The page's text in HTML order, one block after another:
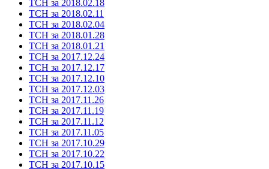
ТСН за 2018.02.18
ТСН за 2018.02.11
ТСН за 2018.02.04
ТСН за 2018.01.28
ТСН за 2018.01.21
ТСН за 2017.12.24
ТСН за 2017.12.17
ТСН за 2017.12.10
ТСН за 2017.12.03
ТСН за 2017.11.26
ТСН за 2017.11.19
ТСН за 2017.11.12
ТСН за 2017.11.05
ТСН за 2017.10.29
ТСН за 2017.10.22
ТСН за 2017.10.15